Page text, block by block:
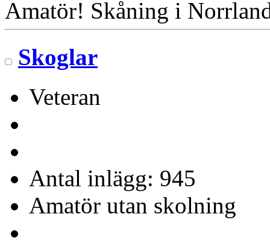
Amatör! Skåning i
Skoglar
Veteran
Antal inlägg: 945
Amatör utan skolning